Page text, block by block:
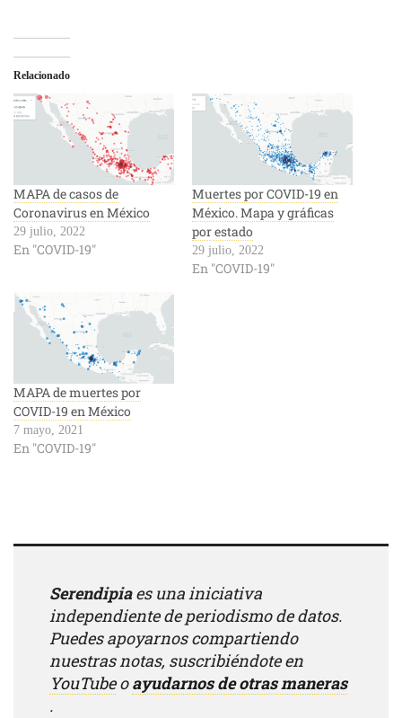
Relacionado
MAPA de casos de
Coronavirus en México
29 julio, 2022
En "COVID-19"
Muertes por COVID-19 en
México. Mapa y gráficas
por estado
29 julio, 2022
En "COVID-19"
MAPA de muertes por
COVID-19 en México
7 mayo, 2021
En "COVID-19"
Serendipiaes una iniciativa
independiente de periodismo de datos.
Puedes apoyarnos compartiendo
nuestras notas, suscribiéndote en
YouTubeoayudarnos de otras maneras
.